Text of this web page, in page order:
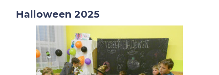
Halloween 2025